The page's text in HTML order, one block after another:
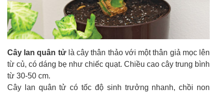
Cây lan quân tửlà cây thân thảo với một thân giả mọc lên
từ củ, có dáng bẹ như chiếc quạt. Chiều cao cây trung bình
từ 30-50 cm.
Cây lan quân tử có tốc độ sinh trưởng nhanh, chồi non